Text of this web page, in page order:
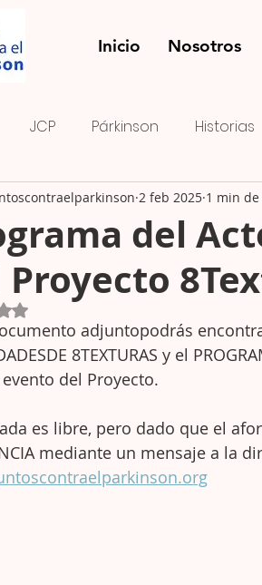
Inicio Nosotros
JCP Párkinson Historias
rayo verde FOMENTO DEL
del
Proyecto
2 feb 2025 1 min
NaN de 5 estrellas.
adjuntopodrás
8TEXTURAS y el
del Proyecto.
es libre, pero dado que el
mediante un mensaje a la